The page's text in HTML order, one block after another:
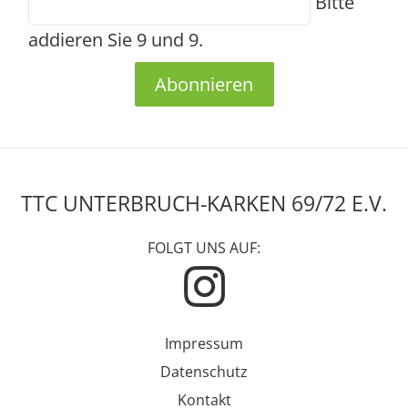
addieren Sie 9 und 9.
Abonnieren
TTC UNTERBRUCH-KARKEN 69/72 E.V.
FOLGT UNS AUF:
Impressum
Datenschutz
Kontakt